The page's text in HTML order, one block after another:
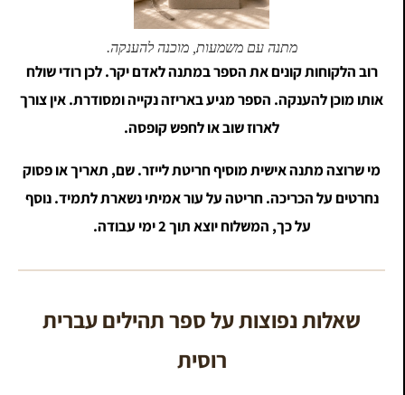
מתנה עם משמעות, מוכנה להענקה.
רוב הלקוחות קונים את הספר במתנה לאדם יקר. לכן רודי שולח
אותו מוכן להענקה. הספר מגיע באריזה נקייה ומסודרת. אין צורך
לארוז שוב או לחפש קופסה.
מי שרוצה מתנה אישית מוסיף חריטת לייזר. שם, תאריך או פסוק
נחרטים על הכריכה. חריטה על עור אמיתי נשארת לתמיד. נוסף
על כך, המשלוח יוצא תוך 2 ימי עבודה.
שאלות נפוצות על ספר תהילים עברית
רוסית